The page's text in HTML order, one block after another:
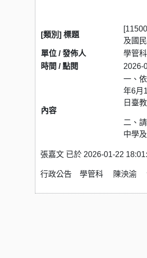
[類別] 標題
及國
單位 / 發佈人
學管
時間 / 點閱
2026-
內容
一、
年6月
日臺
二、
中學
張嘉文 已於 2026-01-22
行政公告 學管科 陳泱渝